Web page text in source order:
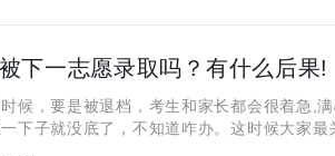
下一志愿录取吗？有什么后果!
时候，要是被退档，考生和家长都会很着急,
下子就没底了，不知道咋办。这时候大家最